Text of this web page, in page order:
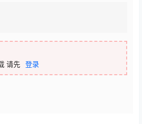
请先 登录